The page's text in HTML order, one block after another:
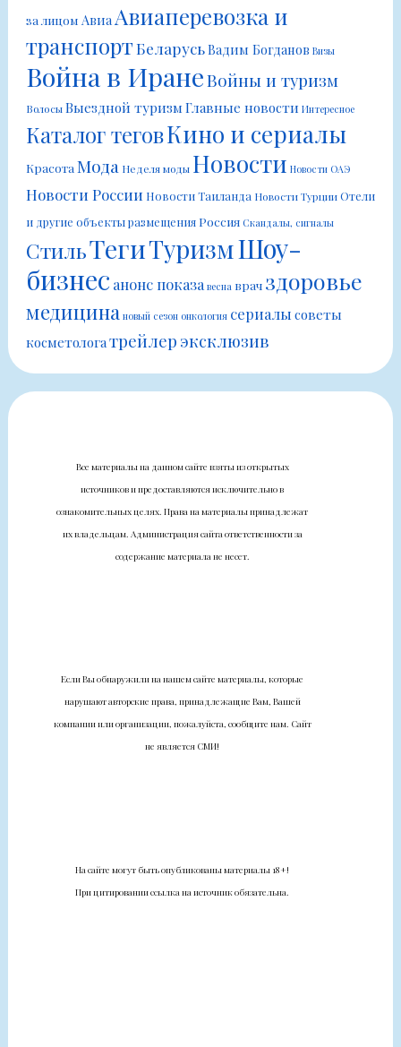
за лицом Авиа Авиаперевозка и
транспортБеларусьВадим Богданов Визы
Война в ИранеВойны и туризм
ВолосыВыездной туризмГлавные новости Интересное
Каталог теговКино и сериалы
Красота Мода Неделя моды Новости Новости ОАЭ
Новости России Новости Таиланда Новости ТурцииОтели
и другие объекты размещенияРоссия Скандалы, сигналы
СтильТегиТуризмШоу-
бизнес анонс показа весна врач здоровье
медицина новый сезон онкология сериалы советы
косметологатрейлер эксклюзив
Все материалы на данном сайте взяты из открытых
источников и предоставляются исключительно в
ознакомительных целях. Права на материалы принадлежат
их владельцам. Администрация сайта ответственности за
содержание материала не несет.
Если Вы обнаружили на нашем сайте материалы, которые
нарушают авторские права, принадлежащие Вам, Вашей
компании или организации, пожалуйста, сообщите нам. Сайт
не является СМИ!
На сайте могут быть опубликованы материалы 18+!
При цитировании ссылка на источник обязательна.